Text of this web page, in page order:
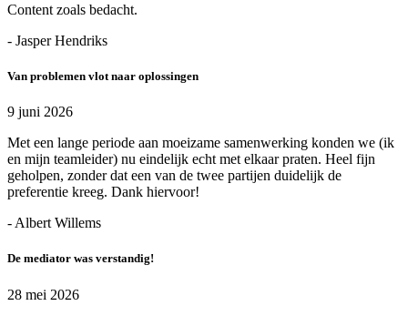
Content zoals bedacht.
- Jasper Hendriks
Van problemen vlot naar oplossingen
9 juni 2026
Met een lange periode aan moeizame samenwerking konden we (ik
en mijn teamleider) nu eindelijk echt met elkaar praten. Heel fijn
geholpen, zonder dat een van de twee partijen duidelijk de
preferentie kreeg. Dank hiervoor!
- Albert Willems
De mediator was verstandig!
28 mei 2026